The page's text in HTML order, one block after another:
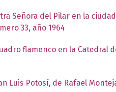
Señora del Pilar en la
33, año 1964
flamenco en la Catedral
Luis Potosí, de Rafael